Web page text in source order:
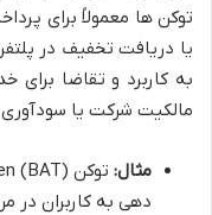
توکن ها معمولاً برای
یا دریافت تخفیف در
به کاربرد و تقاضا برای
مالکیت شرکت یا سودآوری
مثال: